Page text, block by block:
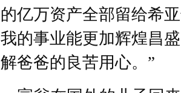
的亿万资产全部留给希
我的事业能更加辉煌昌
解爸爸的良苦用心。”​